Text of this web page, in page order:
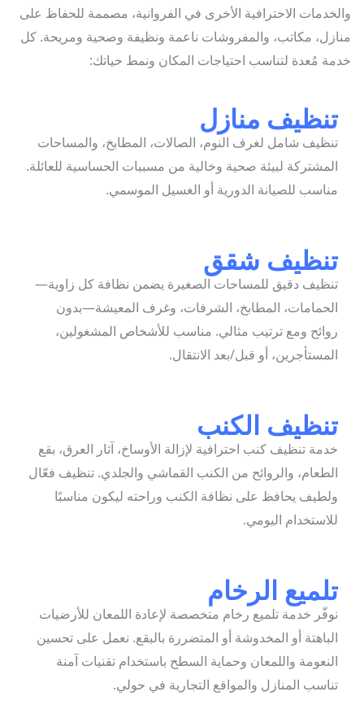
الاحترافية الأخرى في الفروانية، مصممة للحفاظ على
مكاتب، والمفروشات ناعمة ونظيفة وصحية ومريحة. كل
مُعدة لتناسب احتياجات المكان ونمط حياتك:
تنظيف منازل
تنظيف شامل لغرف النوم، الصالات، المطابخ، والمساحات
المشتركة لبيئة صحية وخالية من مسببات الحساسية للعائلة.
مناسب للصيانة الدورية أو الغسيل الموسمي.
تنظيف شقق
تنظيف دقيق للمساحات الصغيرة يضمن نظافة كل زاوية—
الحمامات، المطابخ، الشرفات، وغرف المعيشة—بدون
روائح ومع ترتيب مثالي. مناسب للأشخاص المشغولين،
المستأجرين، أو قبل/بعد الانتقال.
تنظيف الكنب
خدمة تنظيف كنب احترافية لإزالة الأوساخ، آثار العرق، بقع
الطعام، والروائح من الكنب القماشي والجلدي. تنظيف فعّال
ولطيف يحافظ على نظافة الكنب وراحته ليكون مناسبًا
للاستخدام اليومي.
تلميع الرخام
نوفّر خدمة تلميع رخام متخصصة لإعادة اللمعان للأرضيات
الباهتة أو المخدوشة أو المتضررة بالبقع. نعمل على تحسين
النعومة واللمعان وحماية السطح باستخدام تقنيات آمنة
تناسب المنازل والمواقع التجارية في حولي.